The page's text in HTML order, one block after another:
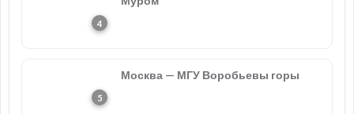
Москва — МГУ Воробьевы горы